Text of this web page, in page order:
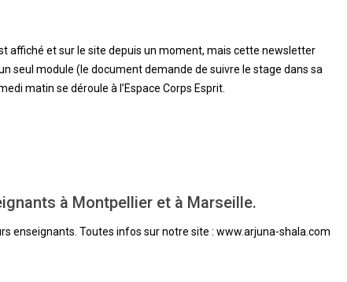
affiché et sur le site depuis un moment, mais cette newsletter
seul module (le document demande de suivre le stage dans sa
matin se déroule à l’Espace Corps Esprit.
à Montpellier et à Marseille.
enseignants. Toutes infos sur notre site : www.arjuna-shala.com